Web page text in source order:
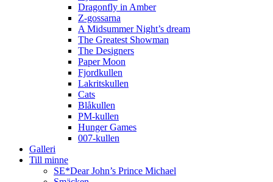
Dragonfly in Amber
Z-gossarna
A Midsummer Night’s dream
The Greatest Showman
The Designers
Paper Moon
Fjordkullen
Lakritskullen
Cats
Blåkullen
PM-kullen
Hunger Games
007-kullen
Galleri
Till minne
SE*Dear John’s Prince Michael